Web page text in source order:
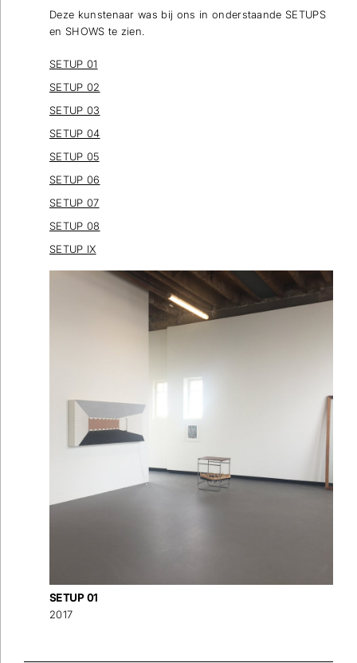
Deze kunstenaar was bij ons in onderstaande SETUPS
en SHOWS te zien.
SETUP 01
SETUP 02
SETUP 03
SETUP 04
SETUP 05
SETUP 06
SETUP 07
SETUP 08
SETUP IX
SETUP 01
2017